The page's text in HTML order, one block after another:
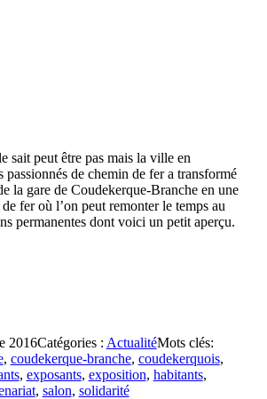
sait peut être pas mais la ville en
passionnés de chemin de fer a transformé
la gare de Coudekerque-Branche en une
fer où l’on peut remonter le temps au
permanentes dont voici un petit aperçu.
2016Catégories : ActualitéMots clés:
, coudekerque-branche, coudekerquois,
, exposants, exposition, habitants,
, salon, solidarité